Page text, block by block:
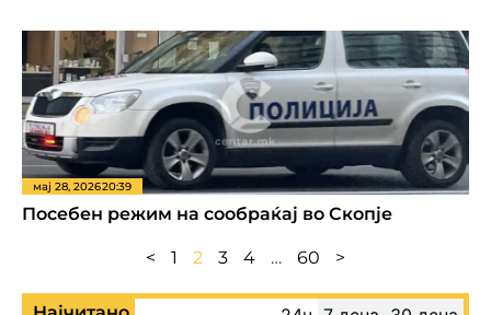
мај 28, 202620:39
Посебен режим на сообраќај во Скопје
< 1 2 3 4 … 60 >